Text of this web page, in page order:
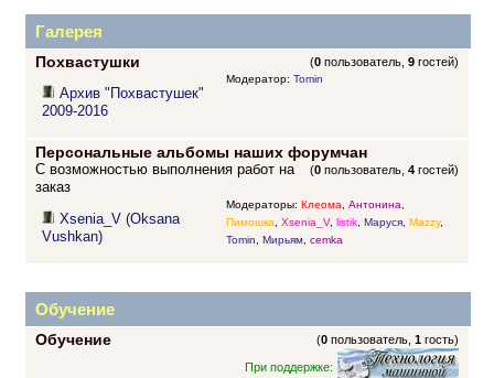
Галерея
Похвастушки (0 пользователь,9 гостей)
Архив "Похвастушек"
2009-2016
Модератор: Tomin
Персональные альбомы наших форумчан
(0 пользователь,4 гостей)
С возможностью выполнения работ на
заказ
Xsenia_V (Oksana
Vushkan)
Модераторы: Клеома, Антонина,
Пимошка, Xsenia_V, listik, Маруся, Mazzy,
Tomin, Мирьям, cemka
Обучение
Обучение (0 пользователь,1 гость)
При поддержке: